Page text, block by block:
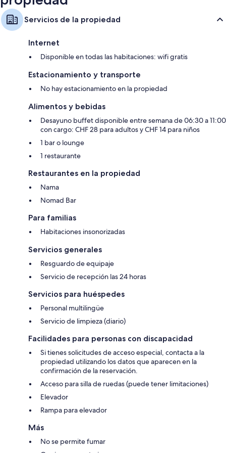
Servicios de la propiedad
Internet
Disponible en todas las habitaciones: wifi gratis
Estacionamiento y transporte
No hay estacionamiento en la propiedad
Alimentos y bebidas
Desayuno buffet disponible entre semana de 06:30 a 11:00
con cargo: CHF 28 para adultos y CHF 14 para niños
1 bar o lounge
1 restaurante
Restaurantes en la propiedad
Nama
Nomad Bar
Para familias
Habitaciones insonorizadas
Servicios generales
Resguardo de equipaje
Servicio de recepción las 24 horas
Servicios para huéspedes
Personal multilingüe
Servicio de limpieza (diario)
Facilidades para personas con discapacidad
Si tienes solicitudes de acceso especial, contacta a la
propiedad utilizando los datos que aparecen en la
confirmación de la reservación.
Acceso para silla de ruedas (puede tener limitaciones)
Elevador
Rampa para elevador
Más
No se permite fumar